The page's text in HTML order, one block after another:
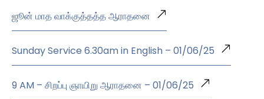
ஜூன் மாத வாக்குத்தத்த ஆராதனை
Sunday Service 6.30am in English – 01/06/25
9 AM – சிறப்பு ஞாயிறு ஆராதனை – 01/06/25